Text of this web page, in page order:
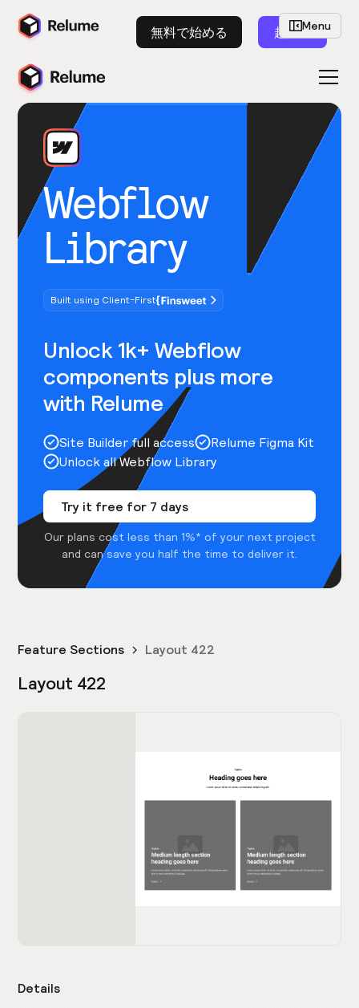
無料で始める 起動
Webflow
Library
Built using Client-First
Unlock 1k+ Webflow
components plus more
with Relume
Site Builder full access
Relume Figma Kit
Unlock all Webflow Library
Try it free for 7 days
Our plans cost less than 1%* of your next project
and can save you half the time to deliver it.
Menu
Feature Sections Layout 422
Layout 422
Details